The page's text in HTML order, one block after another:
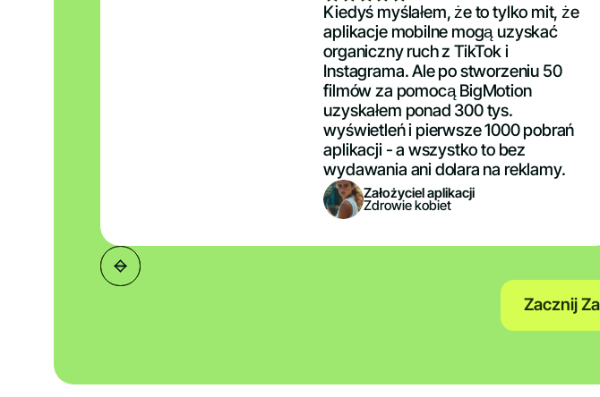
Kiedyś myślałem, że to tylko mit, że
aplikacje mobilne mogą uzyskać
organiczny ruch z TikTok i
Instagrama. Ale po stworzeniu 50
filmów za pomocą BigMotion
uzyskałem ponad 300 tys.
wyświetleń i pierwsze 1000 pobrań
aplikacji - a wszystko to bez
wydawania ani dolara na reklamy.
Założyciel aplikacji
Zdrowie kobiet
Zacznij